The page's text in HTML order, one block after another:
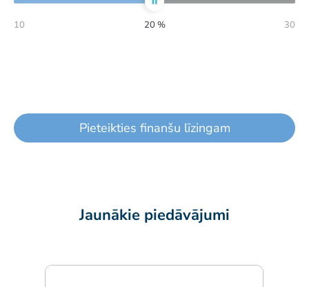
10 20 % 30
Pieteikties finanšu līzingam
Jaunākie piedāvājumi